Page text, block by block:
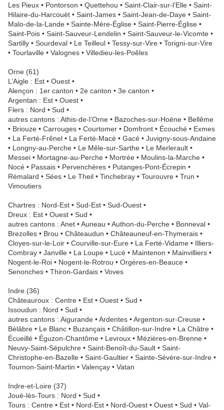
Les Pieux • Pontorson • Quettehou • Saint-Clair-sur-l’Elle • Saint-
Hilaire-du-Harcouët • Saint-James • Saint-Jean-de-Daye • Saint-
Malo-de-la-Lande • Sainte-Mère-Église • Saint-Pierre-Église •
Saint-Pois • Saint-Sauveur-Lendelin • Saint-Sauveur-le-Vicomte •
Sartilly • Sourdeval • Le Teilleul • Tessy-sur-Vire • Torigni-sur-Vire
• Tourlaville • Valognes • Villedieu-les-Poêles
Orne (61)
L’Aigle : Est • Ouest •
Alençon : 1er canton • 2e canton • 3e canton •
Argentan : Est • Ouest •
Flers : Nord • Sud •
autres cantons : Athis-de-l’Orne • Bazoches-sur-Hoëne • Bellême
• Briouze • Carrouges • Courtomer • Domfront • Écouché • Exmes
• La Ferté-Frênel • La Ferté-Macé • Gacé • Juvigny-sous-Andaine
• Longny-au-Perche • Le Mêle-sur-Sarthe • Le Merlerault •
Messei • Mortagne-au-Perche • Mortrée • Moulins-la-Marche •
Nocé • Passais • Pervenchères • Putanges-Pont-Écrepin •
Rémalard • Sées • Le Theil • Tinchebray • Tourouvre • Trun •
Vimoutiers
Chartres : Nord-Est • Sud-Est • Sud-Ouest •
Dreux : Est • Ouest • Sud •
autres cantons : Anet • Auneau • Authon-du-Perche • Bonneval •
Brezolles • Brou • Châteaudun • Châteauneuf-en-Thymerais •
Cloyes-sur-le-Loir • Courville-sur-Eure • La Ferté-Vidame • Illiers-
Combray • Janville • La Loupe • Lucé • Maintenon • Mainvilliers •
Nogent-le-Roi • Nogent-le-Rotrou • Orgères-en-Beauce •
Senonches • Thiron-Gardais • Voves
Indre (36)
Châteauroux : Centre • Est • Ouest • Sud •
Issoudun : Nord • Sud •
autres cantons : Aigurande • Ardentes • Argenton-sur-Creuse •
Bélâbre • Le Blanc • Buzançais • Châtillon-sur-Indre • La Châtre •
Écueillé • Éguzon-Chantôme • Levroux • Mézières-en-Brenne •
Neuvy-Saint-Sépulchre • Saint-Benoît-du-Sault • Saint-
Christophe-en-Bazelle • Saint-Gaultier • Sainte-Sévère-sur-Indre •
Tournon-Saint-Martin • Valençay • Vatan
Indre-et-Loire (37)
Joué-lès-Tours : Nord • Sud •
Tours : Centre • Est • Nord-Est • Nord-Ouest • Ouest • Sud • Val-